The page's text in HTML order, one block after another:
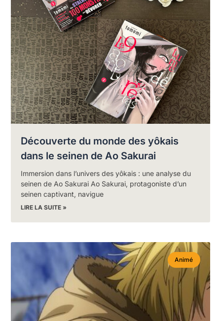
Découverte du monde des yôkais
dans le seinen de Ao Sakurai
Immersion dans l’univers des yôkais : une analyse du
seinen de Ao Sakurai Ao Sakurai, protagoniste d’un
seinen captivant, navigue
LIRE LA SUITE »
Animé